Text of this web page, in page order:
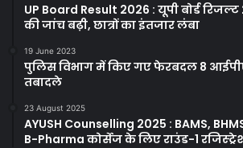
UP Board Result 2026 : यूपी बोर्ड
की जांच बढ़ी, छात्रों का इंतजार लंबा
19 June 2023
पुलिस विभाग में किए गए फेरबदल 8
तबादले
23 August 2025
AYUSH Counselling 2025 : BAMS,
B-Pharma कोर्सेज के लिए राउंड-1